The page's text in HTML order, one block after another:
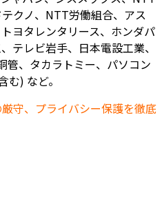
クノ、NTT労働組合、アス
ヨタレンタリース、ホンダパ
テレビ岩手、日本電設工業、
管、タカラトミー、パソコン
) など。
守、プライバシー保護を徹底